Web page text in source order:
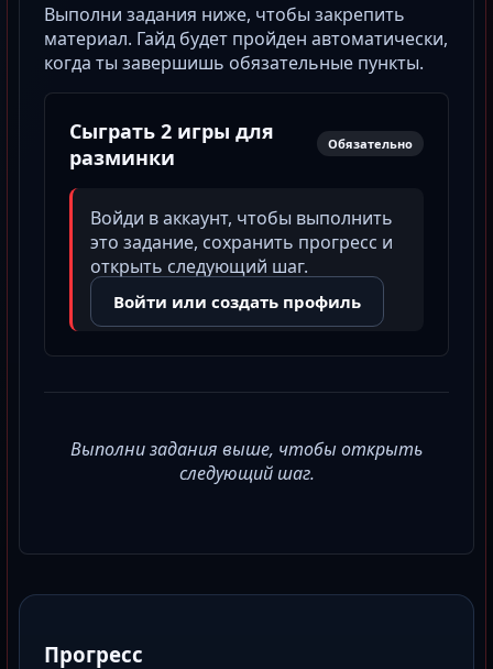
Выполни задания ниже, чтобы закрепить
материал. Гайд будет пройден автоматически,
когда ты завершишь обязательные пункты.
Сыграть 2 игры для
разминки
Обязательно
Войди в аккаунт, чтобы выполнить
это задание, сохранить прогресс и
открыть следующий шаг.
Войти или создать профиль
Выполни задания выше, чтобы открыть
следующий шаг.
Прогресс